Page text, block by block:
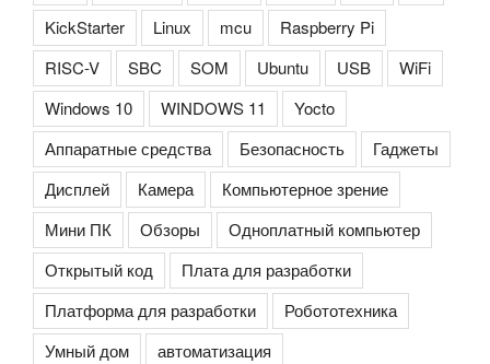
KickStarter
Linux mcu
Raspberry Pi
RISC-V
SBC SOM Ubuntu USB
WiFi
Windows 10
WINDOWS 11
Yocto
Аппаратные средства
Безопасность
Гаджеты
Дисплей
Камера
Компьютерное зрение
Мини ПК
Обзоры
Одноплатный компьютер
Открытый код
Плата для разработки
Платформа для разработки
Робототехника
Умный дом
автоматизация